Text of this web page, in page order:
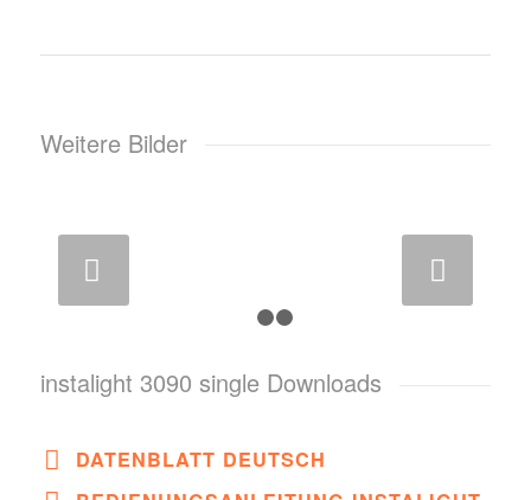
Weitere Bilder
instalight 3090 single Downloads
DATENBLATT DEUTSCH